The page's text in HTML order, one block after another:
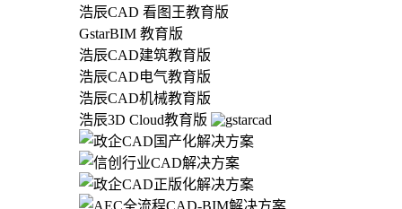
浩辰CAD 看图王教育版
GstarBIM 教育版
浩辰CAD建筑教育版
浩辰CAD电气教育版
浩辰CAD机械教育版
浩辰3D Cloud教育版